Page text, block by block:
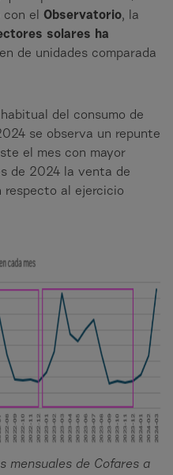
con el Observatorio, la
solares ha
de unidades comparada
del consumo de
se observa un repunte
el mes con mayor
de 2024 la venta de
respecto al ejercicio
mensuales de Cofares a